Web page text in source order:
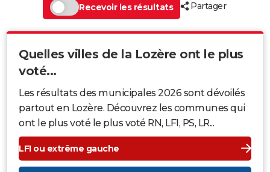
Recevoir les résultats
Partager
Quelles villes de la Lozère ont le plus
voté...
Les résultats des municipales 2026 sont dévoilés
partout en Lozère. Découvrez les communes qui
ont le plus voté le plus voté RN, LFI, PS, LR...
LFI ou extrême gauche